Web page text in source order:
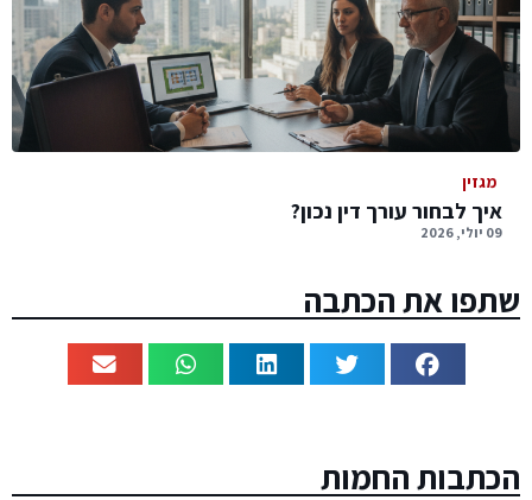
מגזין
איך לבחור עורך דין נכון?
09 יולי, 2026
שתפו את הכתבה
הכתבות החמות